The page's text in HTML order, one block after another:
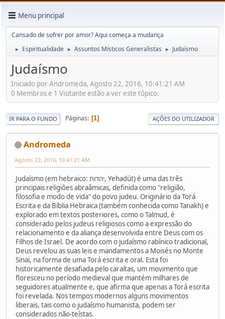
Menu principal
Cansado de sofrer por amor? Aqui começa a mudança
► Espiritualidade ► Assuntos Místicos Generalistas ► Judaísmo
Judaísmo
Iniciado por Andromeda, Agosto 22, 2016, 10:41:21 AM
0 Membros e 1 Visitante estão a ver este tópico.
IR PARA O FUNDO Páginas 1 AÇÕES DO UTILIZADOR
Andromeda
Agosto 22, 2016, 10:41:21 AM
Judaísmo (em hebraico: יהדות, Yehadút) é uma das três
principais religiões abraâmicas, definida como "religião,
filosofia e modo de vida" do povo judeu. Originário da Torá
Escrita e da Bíblia Hebraica (também conhecida como Tanakh) e
explorado em textos posteriores, como o Talmud, é
considerado pelos judeus religiosos como a expressão do
relacionamento e da aliança desenvolvida entre Deus com os
Filhos de Israel. De acordo com o judaísmo rabínico tradicional,
Deus revelou as suas leis e mandamentos a Moisés no Monte
Sinai, na forma de uma Torá escrita e oral. Esta foi
historicamente desafiada pelo caraítas, um movimento que
floresceu no período medieval que mantém milhares de
seguidores atualmente e, que afirma que apenas a Torá escrita
foi revelada. Nos tempos modernos alguns movimentos
liberais, tais como o judaísmo humanista, podem ser
considerados não-teístas.